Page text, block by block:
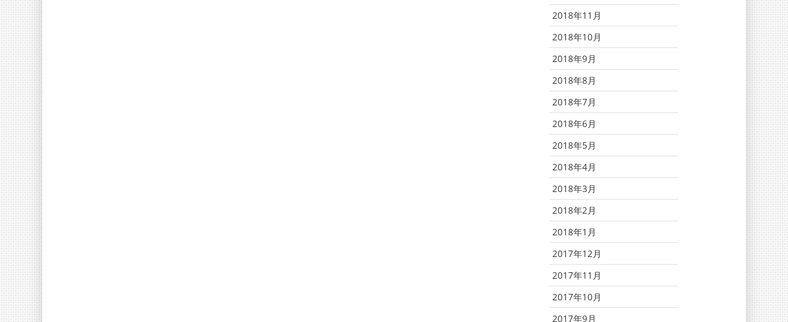
2018年11月
2018年10月
2018年9月
2018年8月
2018年7月
2018年6月
2018年5月
2018年4月
2018年3月
2018年2月
2018年1月
2017年12月
2017年11月
2017年10月
2017年9月